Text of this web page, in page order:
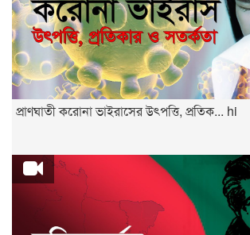
প্রাণঘাতী করোনা ভাইরাসের উৎপত্তি, প্রতিক... hi